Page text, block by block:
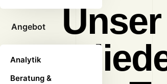
Angebot
Analytik
Beratung &